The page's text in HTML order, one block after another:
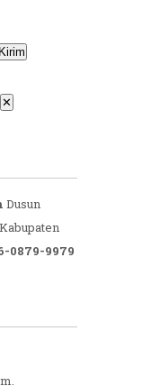
✕
Dusun
Kabupaten
0879-9979